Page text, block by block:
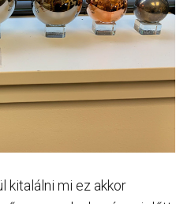
kitalálni mi ez akkor